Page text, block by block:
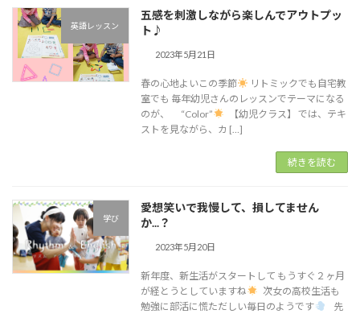
英語レッスン
五感を刺激しながら楽しんでアウトプッ
ト♪︎
2023年5月21日
春の心地よいこの季節
リトミックでも自宅教
室でも 毎年幼児さんのレッスンでテーマになる
のが、 “Color”
【幼児クラス】 では、テキ
ストを見ながら、カ […]
続きを読む
学び
愛想笑いで我慢して、損してません
か...？
2023年5月20日
新年度、新生活がスタートして もうすぐ２ヶ月
が経とうとしていますね
次女の高校生活も
勉強に部活に慌ただしい毎日のようです
先